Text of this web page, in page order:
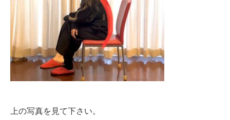
上の写真を見て下さい。